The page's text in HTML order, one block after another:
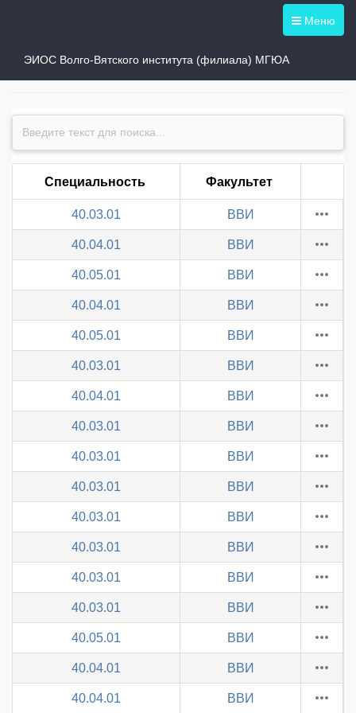
Меню
ЭИОС Волго-Вятского института (филиала) МГЮА
Специальности института
Специальность Факультет
40.03.01 ВВИ
40.04.01 ВВИ
40.05.01 ВВИ
40.04.01 ВВИ
40.05.01 ВВИ
40.03.01 ВВИ
40.04.01 ВВИ
40.03.01 ВВИ
40.03.01 ВВИ
40.03.01 ВВИ
40.03.01 ВВИ
40.03.01 ВВИ
40.03.01 ВВИ
40.03.01 ВВИ
40.05.01 ВВИ
40.04.01 ВВИ
40.04.01 ВВИ